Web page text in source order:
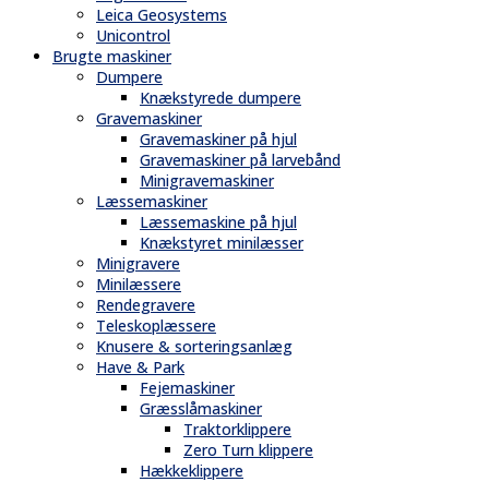
Leica Geosystems
Unicontrol
Brugte maskiner
Dumpere
Knækstyrede dumpere
Gravemaskiner
Gravemaskiner på hjul
Gravemaskiner på larvebånd
Minigravemaskiner
Læssemaskiner
Læssemaskine på hjul
Knækstyret minilæsser
Minigravere
Minilæssere
Rendegravere
Teleskoplæssere
Knusere & sorteringsanlæg
Have & Park
Fejemaskiner
Græsslåmaskiner
Traktorklippere
Zero Turn klippere
Hækkeklippere